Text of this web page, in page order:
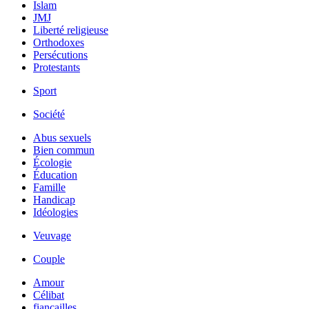
Islam
JMJ
Liberté religieuse
Orthodoxes
Persécutions
Protestants
Sport
Société
Abus sexuels
Bien commun
Écologie
Éducation
Famille
Handicap
Idéologies
Veuvage
Couple
Amour
Célibat